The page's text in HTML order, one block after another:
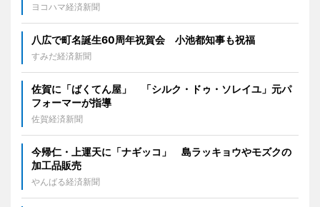
ヨコハマ経済新聞
八広で町名誕生60周年祝賀会 小池都知事も祝福
すみだ経済新聞
佐賀に「ばくてん屋」 「シルク・ドゥ・ソレイユ」元パ
フォーマーが指導
佐賀経済新聞
今帰仁・上運天に「ナギッコ」 島ラッキョウやモズクの
加工品販売
やんばる経済新聞